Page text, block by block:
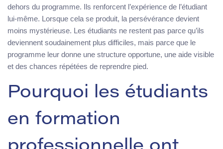
dehors du programme. Ils renforcent l’expérience de l’étudiant
lui-même. Lorsque cela se produit, la persévérance devient
moins mystérieuse. Les étudiants ne restent pas parce qu’ils
deviennent soudainement plus difficiles, mais parce que le
programme leur donne une structure opportune, une aide visible
et des chances répétées de reprendre pied.
Pourquoi les étudiants
en formation